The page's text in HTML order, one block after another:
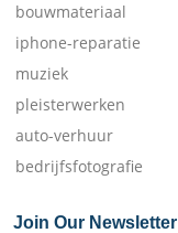
bouwmateriaal
iphone-reparatie
muziek
pleisterwerken
auto-verhuur
bedrijfsfotografie
Join Our Newsletter